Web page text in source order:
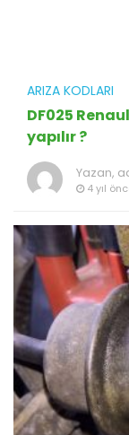
ARIZA KODLARI
DF025
yapılır ?
Yazan,
4 yıl